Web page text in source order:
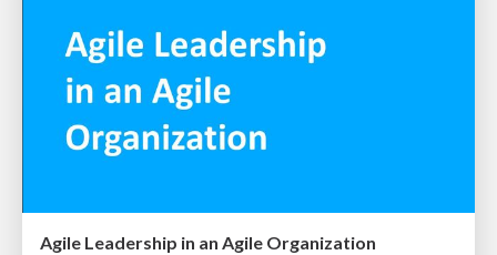
Agile Leadership in an Agile Organization